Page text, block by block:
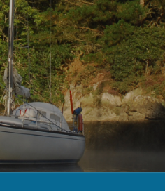
Le Blog
Des
Passionnés